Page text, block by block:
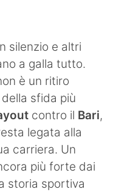
silenzio e altri
a galla tutto.
è un ritiro
sfida più
contro il Bari,
legata alla
carriera. Un
più forte dai
storia sportiva